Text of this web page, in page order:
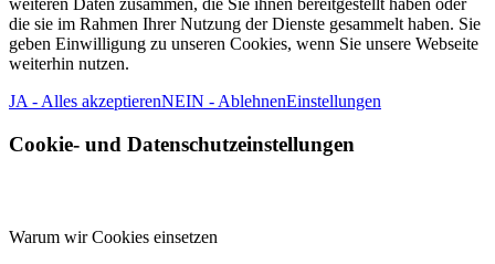
weiteren Daten zusammen, die Sie ihnen bereitgestellt haben oder
die sie im Rahmen Ihrer Nutzung der Dienste gesammelt haben. Sie
geben Einwilligung zu unseren Cookies, wenn Sie unsere Webseite
weiterhin nutzen.
JA - Alles akzeptierenNEIN - AblehnenEinstellungen
Cookie- und Datenschutzeinstellungen
Warum wir Cookies einsetzen